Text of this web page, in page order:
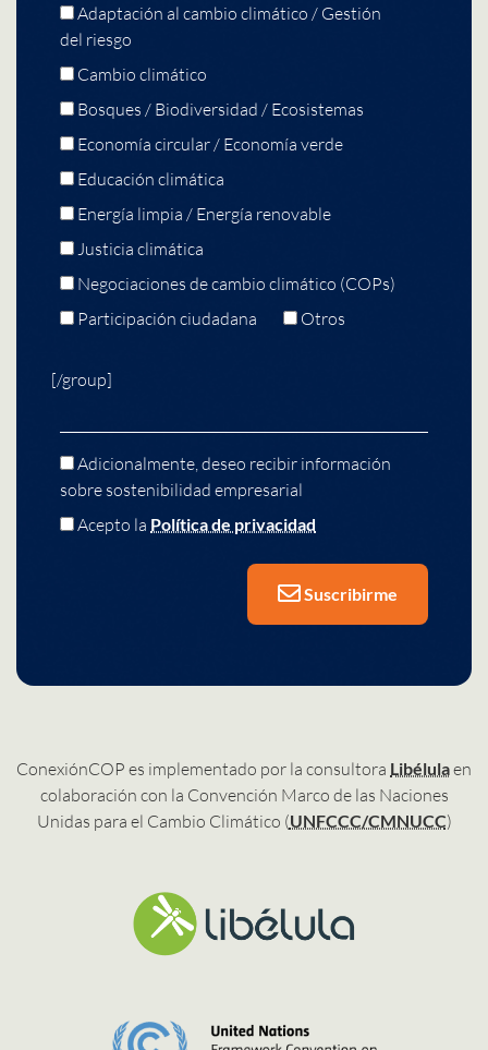
Adaptación al cambio climático / Gestión
del riesgo
Cambio climático
Bosques / Biodiversidad / Ecosistemas
Economía circular / Economía verde
Educación climática
Energía limpia / Energía renovable
Justicia climática
Negociaciones de cambio climático (COPs)
Participación ciudadana
Otros
[/group]
Adicionalmente, deseo recibir información
sobre sostenibilidad empresarial
Acepto la Política de privacidad
Suscribirme
ConexiónCOP es implementado por la consultora Libélulaen
colaboración con la Convención Marco de las Naciones
Unidas para el Cambio Climático (UNFCCC/CMNUCC)